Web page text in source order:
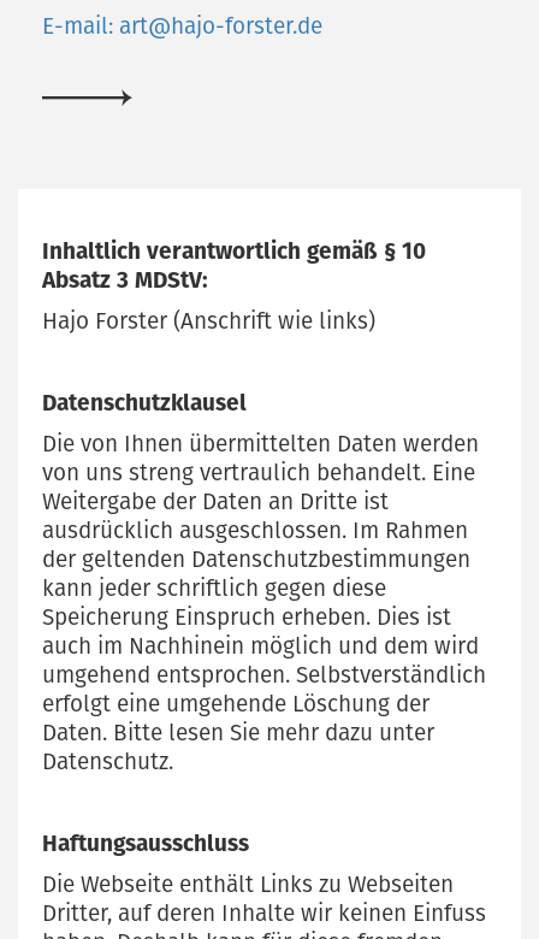
E-mail: art@hajo-forster.de
Inhaltlich verantwortlich gemäß § 10
Absatz 3 MDStV:
Hajo Forster (Anschrift wie links)
Datenschutzklausel
Die von Ihnen übermittelten Daten werden
von uns streng vertraulich behandelt. Eine
Weitergabe der Daten an Dritte ist
ausdrücklich ausgeschlossen. Im Rahmen
der geltenden Datenschutzbestimmungen
kann jeder schriftlich gegen diese
Speicherung Einspruch erheben. Dies ist
auch im Nachhinein möglich und dem wird
umgehend entsprochen. Selbstverständlich
erfolgt eine umgehende Löschung der
Daten. Bitte lesen Sie mehr dazu unter
Datenschutz.
Haftungsausschluss
Die Webseite enthält Links zu Webseiten
Dritter, auf deren Inhalte wir keinen Einfuss